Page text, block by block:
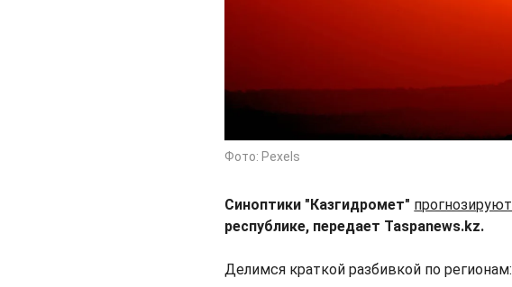
Фото: Pexels
Синоптики "Казгидромет" прогнозируют
республике, передает Taspanews.kz.
Делимся краткой разбивкой по регионам: